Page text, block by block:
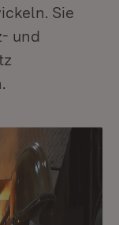
Sie
und